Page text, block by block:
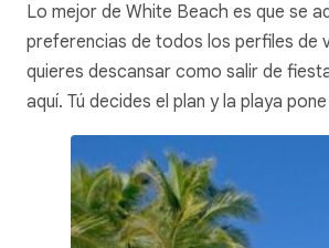
Lo mejor de White Beach es que se
preferencias de todos los perfiles de
quieres descansar como salir de
aquí. Tú decides el plan y la playa